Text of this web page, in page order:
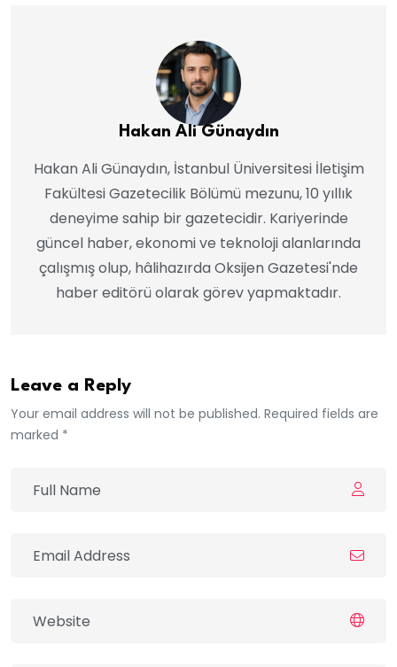
Hakan Ali Günaydın
Hakan Ali Günaydın, İstanbul Üniversitesi İletişim
Fakültesi Gazetecilik Bölümü mezunu, 10 yıllık
deneyime sahip bir gazetecidir. Kariyerinde
güncel haber, ekonomi ve teknoloji alanlarında
çalışmış olup, hâlihazırda Oksijen Gazetesi'nde
haber editörü olarak görev yapmaktadır.
Leave a Reply
Your email address will not be published. Required fields are
marked *